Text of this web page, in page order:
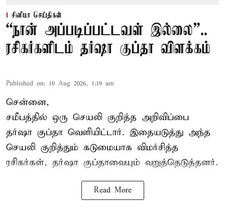
சினிமா செய்திகள்
“நான் அப்படிப்பட்டவள் இல்லை”..
ரசிகர்களிடம் தர்ஷா குப்தா விளக்கம்
Published on: 10 Aug 2026, 1:19 am
சென்னை,
சமீபத்தில் ஒரு செயலி குறித்த அறிவிப்பை
தர்ஷா குப்தா வெளியிட்டார். இதையடுத்து அந்த
செயலி குறித்தும் கடுமையாக விமர்சித்த
ரசிகர்கள், தர்ஷா குப்தாவையும் வறுத்தெடுத்தனர்.
Read More